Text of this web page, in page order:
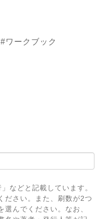
ワークブック
などと記載しています。
ださい。また、刷数が2つ
んでください。なお、